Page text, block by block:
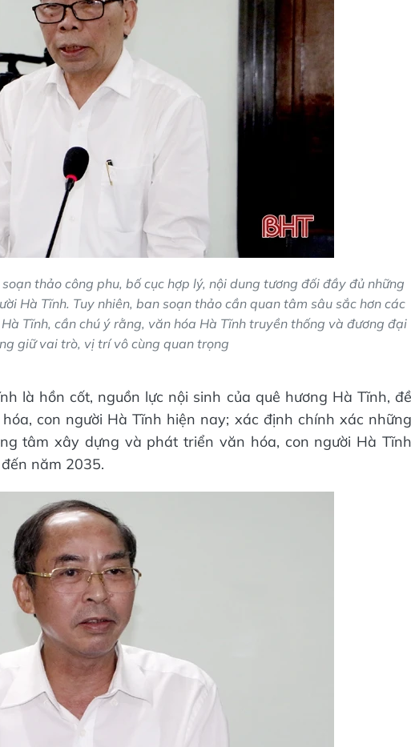
thảo công phu, bố cục hợp lý, nội dung tương đối đầy đủ những
Hà Tĩnh. Tuy nhiên, ban soạn thảo cần quan tâm sâu sắc hơn các
Tĩnh, cần chú ý rằng, văn hóa Hà Tĩnh truyền thống và đương đại
giữ vai trò, vị trí vô cùng quan trọng
là hồn cốt, nguồn lực nội sinh của quê hương Hà Tĩnh, đề
con người Hà Tĩnh hiện nay; xác định chính xác những
tâm xây dựng và phát triển văn hóa, con người Hà Tĩnh
năm 2035.